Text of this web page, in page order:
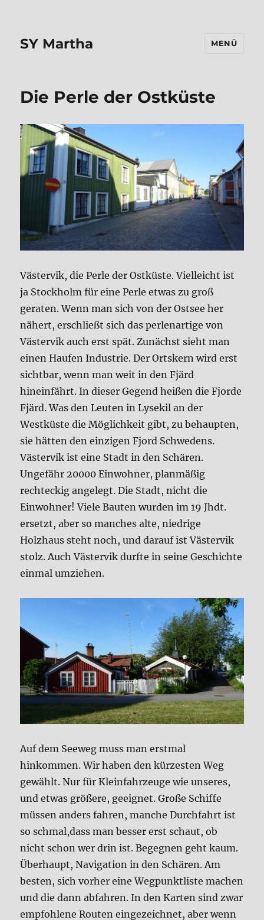
SY Martha MENÜ
Die Perle der Ostküste
Västervik, die Perle der Ostküste. Vielleicht ist
ja Stockholm für eine Perle etwas zu groß
geraten. Wenn man sich von der Ostsee her
nähert, erschließt sich das perlenartige von
Västervik auch erst spät. Zunächst sieht man
einen Haufen Industrie. Der Ortskern wird erst
sichtbar, wenn man weit in den Fjärd
hineinfährt. In dieser Gegend heißen die Fjorde
Fjärd. Was den Leuten in Lysekil an der
Westküste die Möglichkeit gibt, zu behaupten,
sie hätten den einzigen Fjord Schwedens.
Västervik ist eine Stadt in den Schären.
Ungefähr 20000 Einwohner, planmäßig
rechteckig angelegt. Die Stadt, nicht die
Einwohner! Viele Bauten wurden im 19 Jhdt.
ersetzt, aber so manches alte, niedrige
Holzhaus steht noch, und darauf ist Västervik
stolz. Auch Västervik durfte in seine Geschichte
einmal umziehen.
Auf dem Seeweg muss man erstmal
hinkommen. Wir haben den kürzesten Weg
gewählt. Nur für Kleinfahrzeuge wie unseres,
und etwas größere, geeignet. Große Schiffe
müssen anders fahren, manche Durchfahrt ist
so schmal,dass man besser erst schaut, ob
nicht schon wer drin ist. Begegnen geht kaum.
Überhaupt, Navigation in den Schären. Am
besten, sich vorher eine Wegpunktliste machen
und die dann abfahren. In den Karten sind zwar
empfohlene Routen eingezeichnet, aber wenn